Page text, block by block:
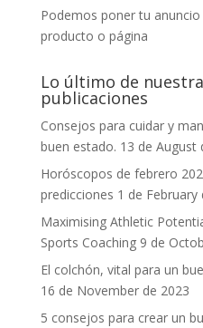
Podemos poner tu
producto o página
Lo último de
publicaciones
Consejos para cuidar y
buen estado. 13 de August
Horóscopos de febrero
predicciones 1 de February
Maximising Athletic
Sports Coaching 9 de
El colchón, vital para un
16 de November de 2023
5 consejos para crear un